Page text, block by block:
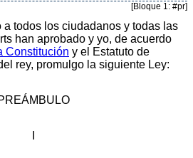
[Bloque 1: #pr]
a todos los ciudadanos y todas las
han aprobado y yo, de acuerdo
Constitución y el Estatuto de
rey, promulgo la siguiente Ley: